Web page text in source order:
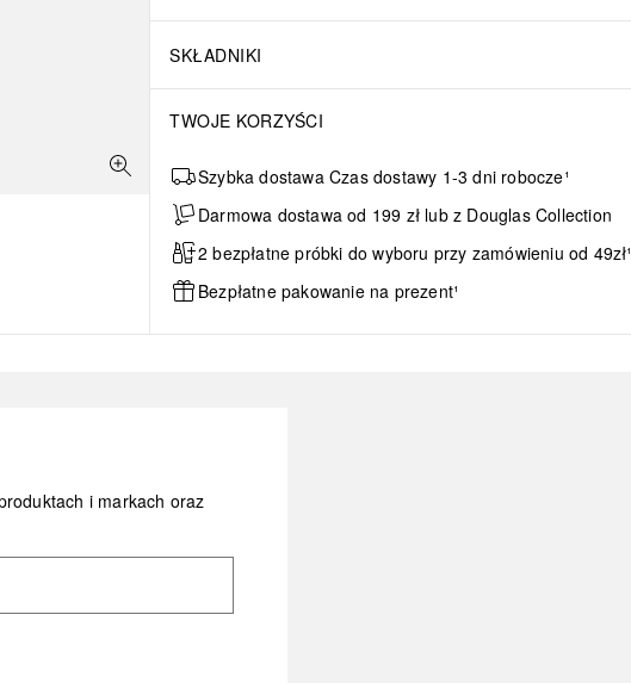
SKŁADNIKI
TWOJE KORZYŚCI
Szybka dostawa Czas dostawy 1-3 dni robocze¹
Darmowa dostawa od 199 zł lub z Douglas Collection
2 bezpłatne próbki do wyboru przy zamówieniu od 49zł¹
Bezpłatne pakowanie na prezent¹
i markach oraz